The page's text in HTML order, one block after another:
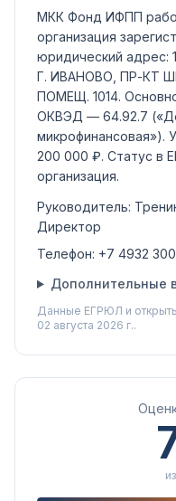
МКК Фонд ИФПП
организация
юридический адрес:
Г. ИВАНОВО, ПР-КТ
ПОМЕЩ. 1014.
ОКВЭД — 64.92.7
микрофинансовая»).
200 000 ₽. Статус в
организация.
Руководитель:
Директор
Телефон: +7 4932
Дополнительные
Данные ЕГРЮЛ и
02 августа 2026 г..